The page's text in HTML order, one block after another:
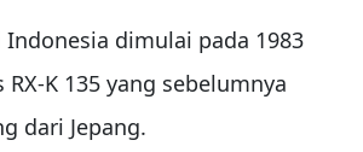
Indonesia dimulai pada 1983
K 135 yang sebelumnya
dari Jepang.